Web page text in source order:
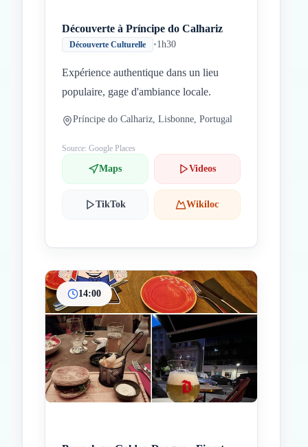
Découverte à Príncipe do Calhariz
Découverte Culturelle •1h30
Expérience authentique dans un lieu
populaire, gage d'ambiance locale.
Príncipe do Calhariz, Lisbonne, Portugal
Source: Google Places
Maps Videos
TikTok Wikiloc
14:00